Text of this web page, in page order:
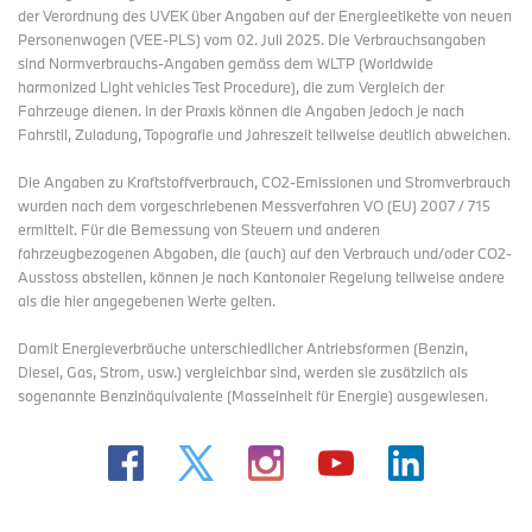
Darüber wird viel berichtet. Und auch Sie fragen danach, werte
Aktionärinnen und Aktionäre.
Über 24 Millionen Fahrzeuge wurden 2025 in China verkauft.
China ist zudem eines der wichtigsten Technologie-Zentren
unserer Industrie. Doch der Markt normalisiert sich. Es wird
Markt. Sie wollen Marktanteile erobern. Der Wettbewerb ist
extrem hart. Wir wollten 2025 unseren Absatz stabilisieren. Und
das ist gelungen: 625.000 Fahrzeuge haben wir in China
ausgeliefert. Im ersten Quartal 2026 ging der Gesamtmarkt weiter
zurück. Das trifft auch die heimischen Anbieter und speziell die
kleineren Fahrzeuge. BMW hat sich dabei besser entwickelt als
Unsere Massnahmen greifen. Drei Kernfelder sind in China
besonders wichtig: Lokale Relevanz. Geschwindigkeit. Software.
Shenyang. Unser Motorenwerk. Und das neue Batteriezentrum.
Im Joint Venture BBA.
der Verordnung des UVEK über Angaben auf der Energieetikette von neuen
Personenwagen (VEE-PLS) vom 02. Juli 2025. Die Verbrauchsangaben
sind Normverbrauchs-Angaben gemäss dem WLTP (Worldwide
harmonized Light vehicles Test Procedure), die zum Vergleich der
Fahrzeuge dienen. In der Praxis können die Angaben jedoch je nach
Fahrstil, Zuladung, Topografie und Jahreszeit teilweise deutlich abweichen.
Die Angaben zu Kraftstoffverbrauch, CO2-Emissionen und Stromverbrauch
wurden nach dem vorgeschriebenen Messverfahren VO (EU) 2007 / 715
ermittelt. Für die Bemessung von Steuern und anderen
fahrzeugbezogenen Abgaben, die (auch) auf den Verbrauch und/oder CO2-
Ausstoss abstellen, können je nach Kantonaler Regelung teilweise andere
als die hier angegebenen Werte gelten.
Damit Energieverbräuche unterschiedlicher Antriebsformen (Benzin,
Diesel, Gas, Strom, usw.) vergleichbar sind, werden sie zusätzlich als
sogenannte Benzinäquivalente (Masseinheit für Energie) ausgewiesen.